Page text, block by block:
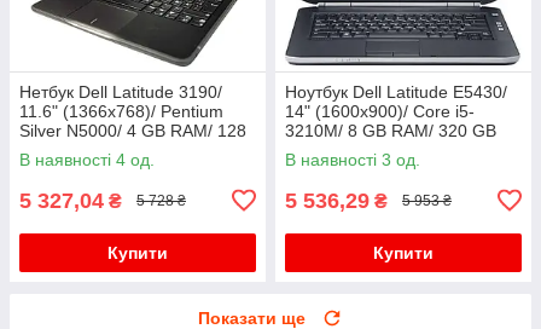
Нетбук Dell Latitude 3190/
11.6" (1366x768)/ Pentium
Silver N5000/ 4 GB RAM/ 128
GB SSD/ UHD 605
В наявності 4 од.
5 327,04 ₴ 5 728 ₴
Купити
Ноутбук Dell Latitude E5430/
14" (1600x900)/ Core i5-
3210M/ 8 GB RAM/ 320 GB
HDD/ HD 4000
В наявності 3 од.
5 536,29 ₴ 5 953 ₴
Купити
Показати ще